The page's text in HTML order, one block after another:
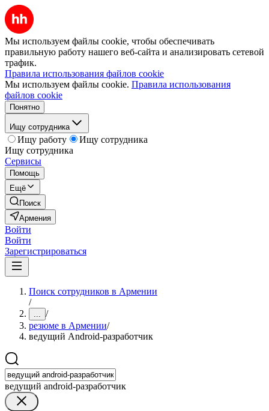
Мы используем файлы cookie, чтобы обеспечивать
правильную работу нашего веб-сайта и анализировать сетевой
трафик.
Правила использования файлов cookie
Мы используем файлы cookie. Правила использования
файлов cookie
Понятно
Ищу сотрудника
Ищу работу
Ищу сотрудника
Ищу сотрудника
Сервисы
Помощь
Ещё
Поиск
Армения
Войти
Войти
Зарегистрироваться
Поиск сотрудников в Армении
/
... /
резюме в Армении/
ведущий Android-разработчик
ведущий android-разработчик